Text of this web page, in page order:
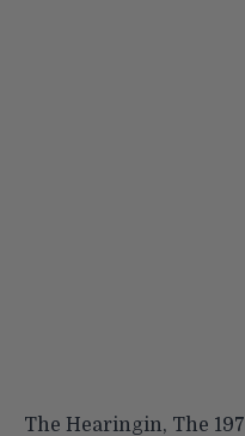
The Hearingin, The